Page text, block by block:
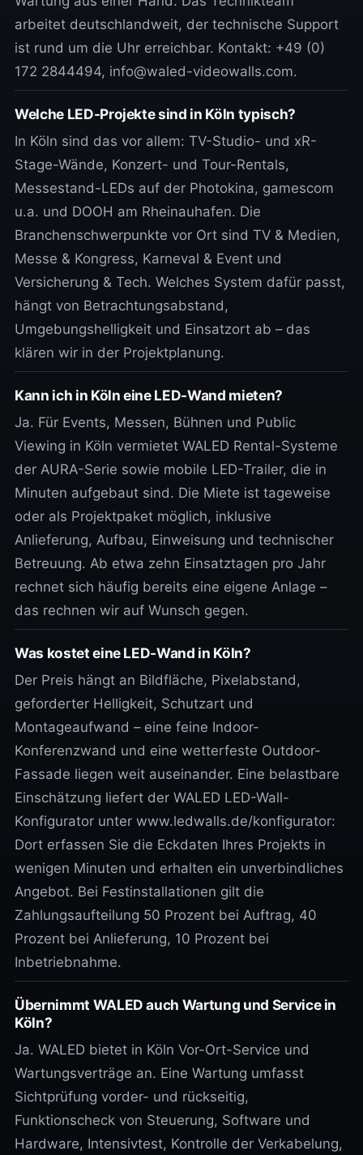
arbeitet deutschlandweit, der technische Support
ist rund um die Uhr erreichbar. Kontakt: +49 (0)
172 2844494, info@waled-videowalls.com.
Welche LED-Projekte sind in Köln typisch?
In Köln sind das vor allem: TV-Studio- und xR-
Stage-Wände, Konzert- und Tour-Rentals,
Messestand-LEDs auf der Photokina, gamescom
u.a. und DOOH am Rheinauhafen. Die
Branchenschwerpunkte vor Ort sind TV & Medien,
Messe & Kongress, Karneval & Event und
Versicherung & Tech. Welches System dafür passt,
hängt von Betrachtungsabstand,
Umgebungshelligkeit und Einsatzort ab – das
klären wir in der Projektplanung.
Kann ich in Köln eine LED-Wand mieten?
Ja. Für Events, Messen, Bühnen und Public
Viewing in Köln vermietet WALED Rental-Systeme
der AURA-Serie sowie mobile LED-Trailer, die in
Minuten aufgebaut sind. Die Miete ist tageweise
oder als Projektpaket möglich, inklusive
Anlieferung, Aufbau, Einweisung und technischer
Betreuung. Ab etwa zehn Einsatztagen pro Jahr
rechnet sich häufig bereits eine eigene Anlage –
das rechnen wir auf Wunsch gegen.
Was kostet eine LED-Wand in Köln?
Der Preis hängt an Bildfläche, Pixelabstand,
geforderter Helligkeit, Schutzart und
Montageaufwand – eine feine Indoor-
Konferenzwand und eine wetterfeste Outdoor-
Fassade liegen weit auseinander. Eine belastbare
Einschätzung liefert der WALED LED-Wall-
Konfigurator unter www.ledwalls.de/konfigurator:
Dort erfassen Sie die Eckdaten Ihres Projekts in
wenigen Minuten und erhalten ein unverbindliches
Angebot. Bei Festinstallationen gilt die
Zahlungsaufteilung 50 Prozent bei Auftrag, 40
Prozent bei Anlieferung, 10 Prozent bei
Inbetriebnahme.
Übernimmt WALED auch Wartung und Service in
Köln?
Ja. WALED bietet in Köln Vor-Ort-Service und
Wartungsverträge an. Eine Wartung umfasst
Sichtprüfung vorder- und rückseitig,
Funktionscheck von Steuerung, Software und
Hardware, Intensivtest, Kontrolle der Verkabelung,